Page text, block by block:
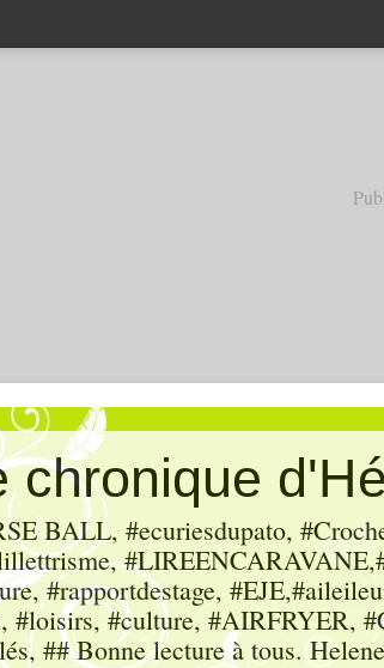
chronique
BALL, #ecuriesdupato,
#rapportdestage,
#loisirs, #culture, #AIRFRYER,
## Bonne lecture à tous. Helene